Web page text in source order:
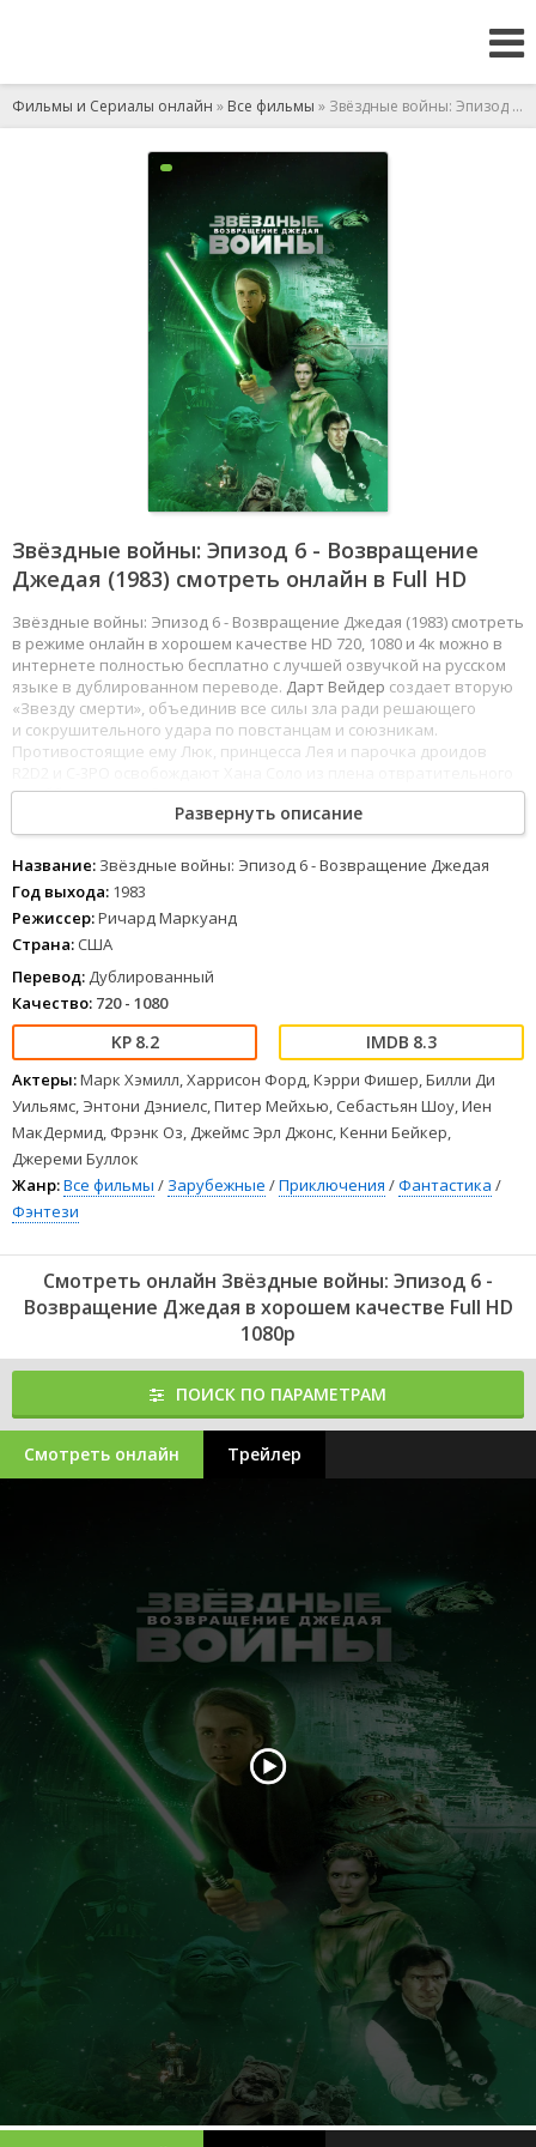
Фильмы и Сериалы онлайн » Все фильмы » Звёздные войны: Эпизод 6 - Возвращение Джедая
Звёздные войны: Эпизод 6 - Возвращение
Джедая (1983) смотреть онлайн в Full HD
Звёздные войны: Эпизод 6 - Возвращение Джедая (1983) смотреть
в режиме онлайн в хорошем качестве HD 720, 1080 и 4к можно в
интернете полностью бесплатно с лучшей озвучкой на русском
языке в дублированном переводе. Дарт Вейдер создает вторую
«Звезду смерти», объединив все силы зла ради решающего
и сокрушительного удара по повстанцам и союзникам.
Противостоящие ему Люк, принцесса Лея и парочка дроидов
Джаббы Хатта. Собравшись вместе, отважные герои совершают
атаку на Имперский флот, пытаясь уничтожить
От группы смельчаков зависит судьба Галактики.
1 234 5 6 7 8
Развернуть описание
Название: Звёздные войны: Эпизод 6 - Возвращение Джедая
Год выхода: 1983
Режиссер:Ричард Маркуанд
Страна: США
Перевод: Дублированный
Качество: 720 - 1080
8.2 8.3
Актеры:Марк Хэмилл, Харрисон Форд, Кэрри Фишер, Билли Ди
Уильямс, Энтони Дэниелс, Питер Мейхью, Себастьян Шоу, Иен
МакДермид, Фрэнк Оз, Джеймс Эрл Джонс, Кенни Бейкер,
Джереми Буллок
Жанр:Все фильмы / Зарубежные /Приключения /Фантастика /
Фэнтези
Смотреть онлайн Звёздные войны: Эпизод 6 -
Возвращение Джедая в хорошем качестве Full HD
1080p
ПОИСК ПО ПАРАМЕТРАМ
Смотреть онлайн Трейлер